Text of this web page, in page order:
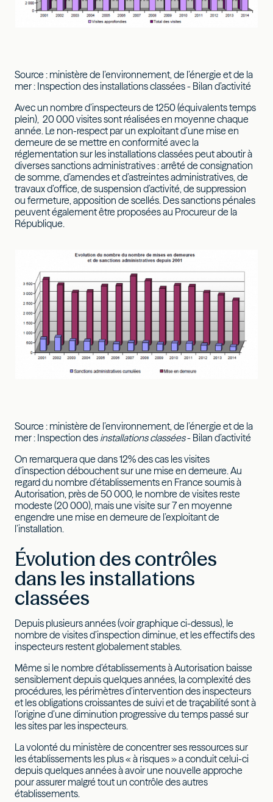
Source : ministère de l’environnement, de l’énergie et de la
mer : Inspection des installations classées - Bilan d’activité
Avec un nombre d’inspecteurs de 1250 (équivalents temps
plein), 20 000 visites sont réalisées en moyenne chaque
année. Le non-respect par un exploitant d’une mise en
demeure de se mettre en conformité avec la
réglementation sur les installations classées peut aboutir à
diverses sanctions administratives : arrêté de consignation
de somme, d’amendes et d’astreintes administratives, de
travaux d’office, de suspension d’activité, de suppression
ou fermeture, apposition de scellés. Des sanctions pénales
peuvent également être proposées au Procureur de la
République.
Source : ministère de l’environnement, de l’énergie et de la
mer : Inspection des installations classées- Bilan d’activité
On remarquera que dans 12% des cas les visites
d’inspection débouchent sur une mise en demeure. Au
regard du nombre d’établissements en France soumis à
Autorisation, près de 50 000, le nombre de visites reste
modeste (20 000), mais une visite sur 7 en moyenne
engendre une mise en demeure de l’exploitant de
l’installation.
Évolution des contrôles
dans les installations
classées
Depuis plusieurs années (voir graphique ci-dessus), le
nombre de visites d’inspection diminue, et les effectifs des
inspecteurs restent globalement stables.
Même si le nombre d’établissements à Autorisation baisse
sensiblement depuis quelques années, la complexité des
procédures, les périmètres d’intervention des inspecteurs
et les obligations croissantes de suivi et de traçabilité sont à
l’origine d’une diminution progressive du temps passé sur
les sites par les inspecteurs.
La volonté du ministère de concentrer ses ressources sur
les établissements les plus « à risques » a conduit celui-ci
depuis quelques années à avoir une nouvelle approche
pour assurer malgré tout un contrôle des autres
établissements.